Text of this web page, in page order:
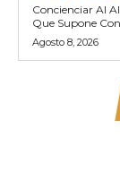
Concienciar Al
Que Supone
Agosto 8, 2026